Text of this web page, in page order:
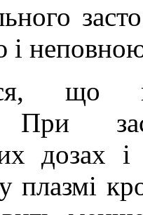
і
що
При
дозах
плазмі